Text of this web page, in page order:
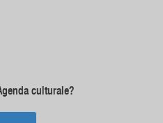
culturale?